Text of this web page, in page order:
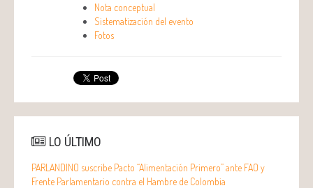
Nota conceptual
Sistematización del evento
Fotos
LO ÚLTIMO
PARLANDINO suscribe Pacto “Alimentación Primero” ante FAO y
Frente Parlamentario contra el Hambre de Colombia